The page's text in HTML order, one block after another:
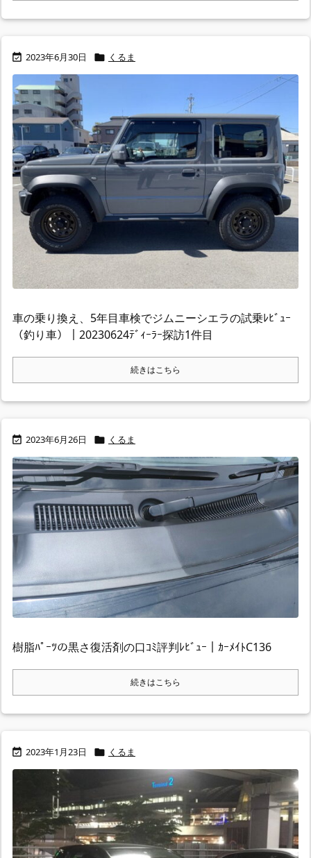
 2023年6月30日  くるま
車の乗り換え、5年目車検でジムニーシエラの試乗ﾚﾋﾞｭｰ
（釣り車）｜20230624ﾃﾞｨｰﾗｰ探訪1件目
続きはこちら
 2023年6月26日  くるま
樹脂ﾊﾟｰﾂの黒さ復活剤の口ｺﾐ評判ﾚﾋﾞｭｰ｜ｶｰﾒｲﾄC136
続きはこちら
 2023年1月23日  くるま